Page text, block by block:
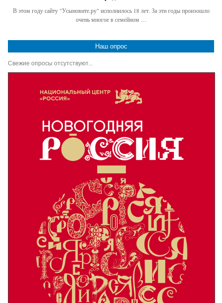
В этом году сайту "Усыновите.ру" исполнилось 18 лет. За эти годы произошло
очень многое в семейном …
Наш опрос
Свежие опросы отсутствуют...